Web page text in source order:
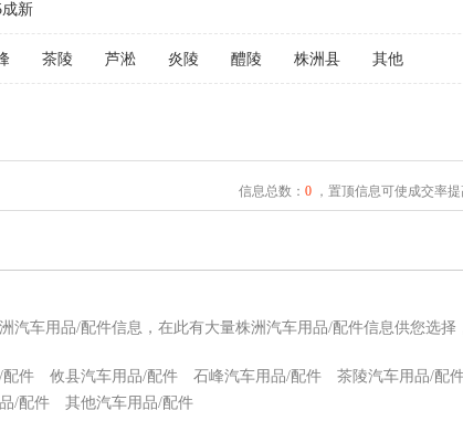
成新
茶陵 芦淞 炎陵 醴陵 株洲县 其他
信息总数： 0，置顶信息可使成交率提
汽车用品/配件信息，在此有大量株洲汽车用品/配件信息供您选择
配件 攸县汽车用品/配件 石峰汽车用品/配件 茶陵汽车用品/配
/配件 其他汽车用品/配件